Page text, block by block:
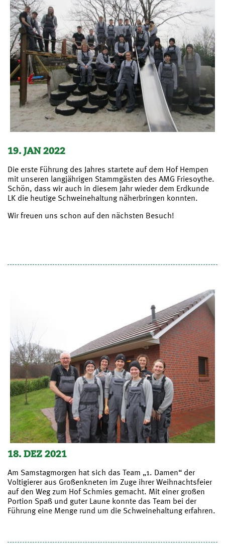
19. JAN 2022
Die erste Führung des Jahres startete auf dem Hof Hempen
mit unseren langjährigen Stammgästen des AMG Friesoythe.
Schön, dass wir auch in diesem Jahr wieder dem Erdkunde
LK die heutige Schweinehaltung näherbringen konnten.
Wir freuen uns schon auf den nächsten Besuch!
18. DEZ 2021
Am Samstagmorgen hat sich das Team „1. Damen“ der
Voltigierer aus Großenkneten im Zuge ihrer Weihnachtsfeier
auf den Weg zum Hof Schmies gemacht. Mit einer großen
Portion Spaß und guter Laune konnte das Team bei der
Führung eine Menge rund um die Schweinehaltung erfahren.